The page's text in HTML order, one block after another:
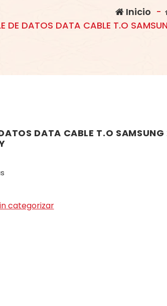
Inicio -
DE DATOS DATA CABLE T.O
DATA CABLE T.O
categorizar